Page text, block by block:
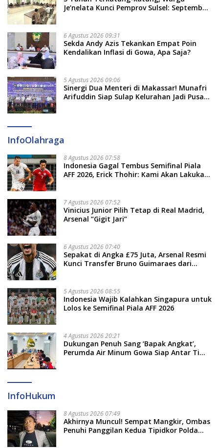
Je’nelata Kunci Pemprov Sulsel: September
6 Agustus 2026 09:31
Sekda Andy Azis Tekankan Empat Poin
Kendalikan Inflasi di Gowa, Apa Saja?
5 Agustus 2026 09:06
Sinergi Dua Menteri di Makassar! Munafri
Arifuddin Siap Sulap Kelurahan Jadi Pusat
InfoOlahraga
8 Agustus 2026 07:58
Indonesia Gagal Tembus Semifinal Piala
AFF 2026, Erick Thohir: Kami Akan Lakukan
7 Agustus 2026 07:52
Vinicius Junior Pilih Tetap di Real Madrid,
Arsenal “Gigit Jari”
6 Agustus 2026 07:40
Sepakat di Angka £75 Juta, Arsenal Resmi
Kunci Transfer Bruno Guimaraes dari
5 Agustus 2026 08:55
Indonesia Wajib Kalahkan Singapura untuk
Lolos ke Semifinal Piala AFF 2026
4 Agustus 2026 20:21
Dukungan Penuh Sang ‘Bapak Angkat’,
Perumda Air Minum Gowa Siap Antar Tim
InfoHukum
8 Agustus 2026 07:49
Akhirnya Muncul! Sempat Mangkir, Ombas
Penuhi Panggilan Kedua Tipidkor Polda